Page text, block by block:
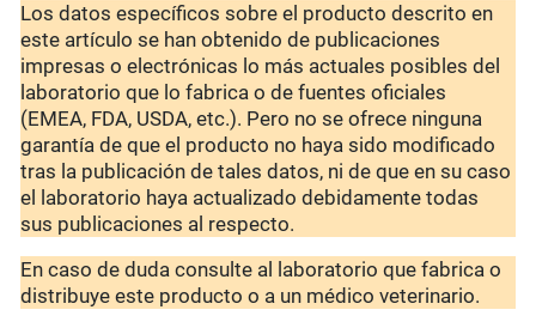
Los datos específicos sobre el producto descrito en
este artículo se han obtenido de publicaciones
impresas o electrónicas lo más actuales posibles del
laboratorio que lo fabrica o de fuentes oficiales
(EMEA, FDA, USDA, etc.). Pero no se ofrece ninguna
garantía de que el producto no haya sido modificado
tras la publicación de tales datos, ni de que en su caso
el laboratorio haya actualizado debidamente todas
sus publicaciones al respecto.
En caso de duda consulte al laboratorio que fabrica o
distribuye este producto o a un médico veterinario.